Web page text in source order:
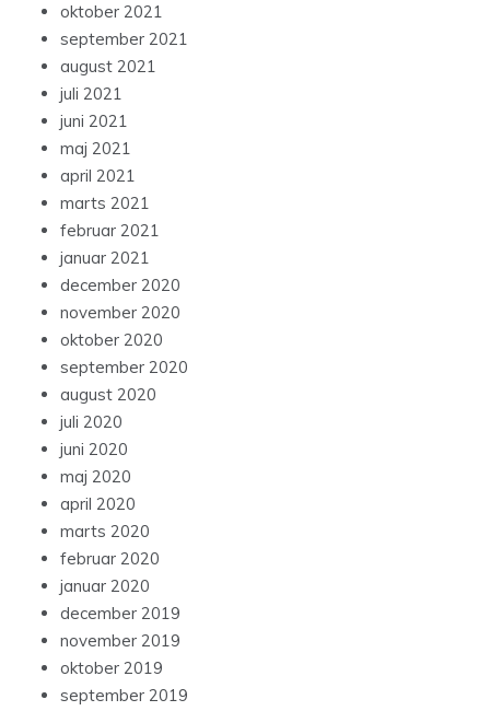
oktober 2021
september 2021
august 2021
juli 2021
juni 2021
maj 2021
april 2021
marts 2021
februar 2021
januar 2021
december 2020
november 2020
oktober 2020
september 2020
august 2020
juli 2020
juni 2020
maj 2020
april 2020
marts 2020
februar 2020
januar 2020
december 2019
november 2019
oktober 2019
september 2019